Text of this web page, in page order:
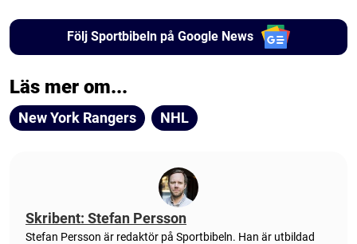
Följ Sportbibeln på Google News
Läs mer om...
New York Rangers NHL
Skribent: Stefan Persson
Stefan Persson är redaktör på Sportbibeln. Han är utbildad